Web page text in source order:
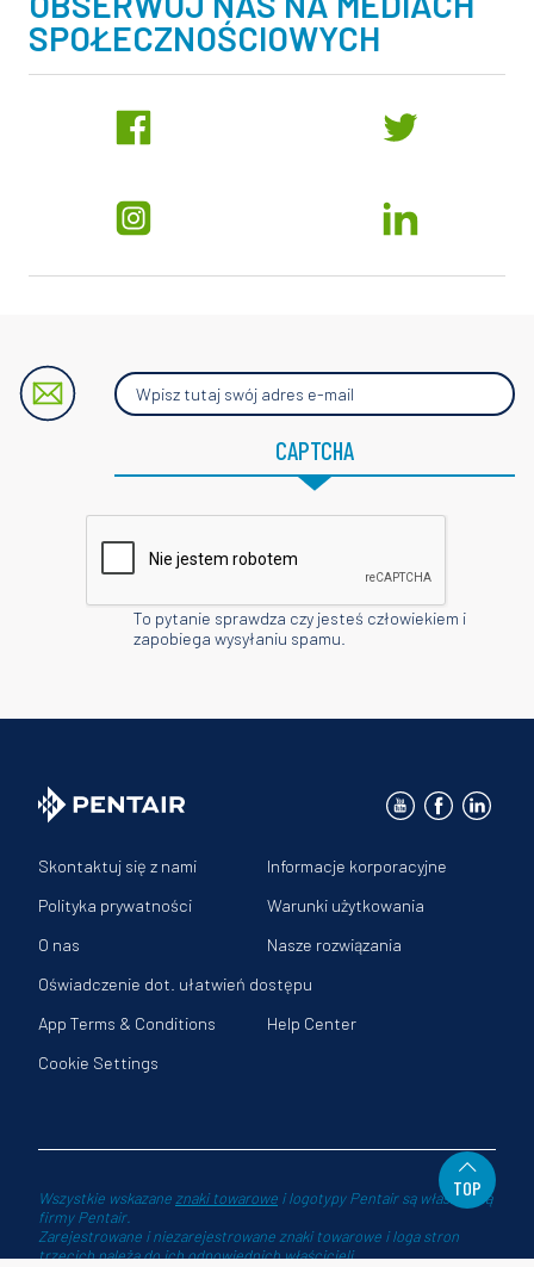
TOP
SPOŁECZNOŚCIOWYCH
Wpisz
tutaj
swój
mail
CAPTCHA
To pytanie sprawdza czy jesteś człowiekiem i
zapobiega wysyłaniu spamu.
Skontaktuj się z nami
Informacje korporacyjne
Polityka prywatności
Warunki użytkowania
O nas
Nasze rozwiązania
Oświadczenie dot. ułatwień dostępu
App Terms & Conditions
Help Center
Cookie Settings
Wszystkie wskazane znaki towarowe i logotypy Pentair są własnością
firmy Pentair.
Zarejestrowane i niezarejestrowane znaki towarowe i loga stron
trzecich należą do ich odpowiednich właścicieli.